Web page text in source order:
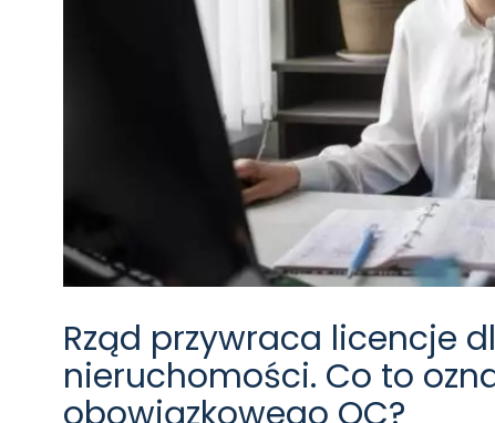
Rząd przywraca licencje
nieruchomości. Co to